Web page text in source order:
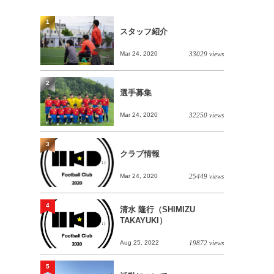
スタッフ紹介
Mar 24, 2020 33029 views
1
選手募集
Mar 24, 2020 32250 views
2
クラブ情報
Mar 24, 2020 25449 views
3
清水 隆行（SHIMIZU
TAKAYUKI）
Aug 25, 2022 19872 views
4
5